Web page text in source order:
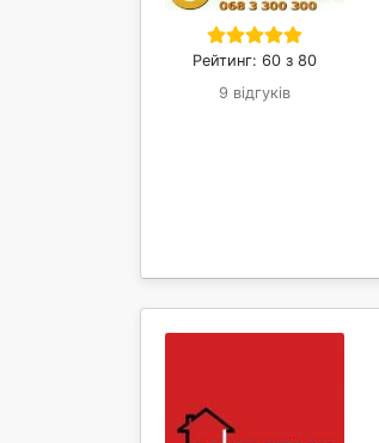
Рейтинг: 60 з 80
9 відгуків